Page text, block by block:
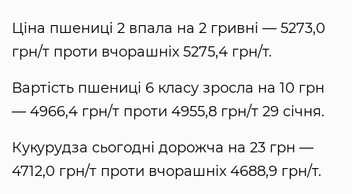
Ціна пшениці 2 впала на 2 гривні — 5273,0
грн/т проти вчорашніх 5275,4 грн/т.
Вартість пшениці 6 класу зросла на 10 грн
— 4966,4 грн/т проти 4955,8 грн/т 29 січня.
Кукурудза сьогодні дорожча на 23 грн —
4712,0 грн/т проти вчорашніх 4688,9 грн/т.